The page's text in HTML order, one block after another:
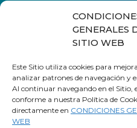
GENERALES
SITIO WEB
Este Sitio utiliza cookies para
analizar patrones de navegación y
Al continuar navegando en el Sitio,
conforme a nuestra Política de
directamente en CONDICIONES
WEB
Regulaciones